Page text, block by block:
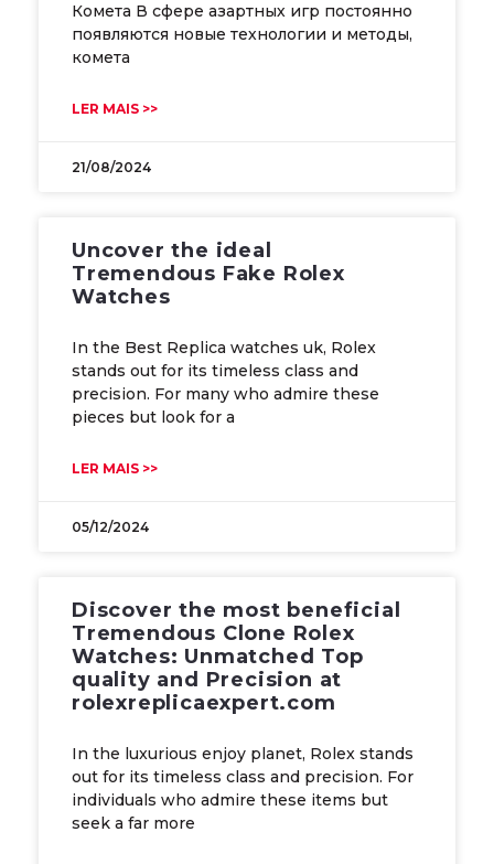
Комета В сфере азартных игр постоянно
появляются новые технологии и методы,
комета
LER MAIS >>
21/08/2024
Uncover the ideal
Tremendous Fake Rolex
Watches
In the Best Replica watches uk, Rolex
stands out for its timeless class and
precision. For many who admire these
pieces but look for a
LER MAIS >>
05/12/2024
Discover the most beneficial
Tremendous Clone Rolex
Watches: Unmatched Top
quality and Precision at
rolexreplicaexpert.com
In the luxurious enjoy planet, Rolex stands
out for its timeless class and precision. For
individuals who admire these items but
seek a far more